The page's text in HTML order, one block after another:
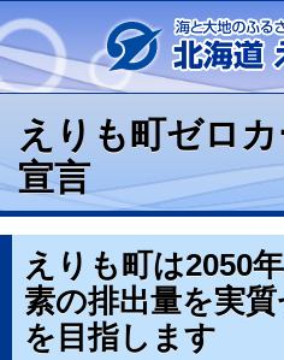
えりも町ゼロ
宣言
えりも町は2050
素の排出量を実
を目指します